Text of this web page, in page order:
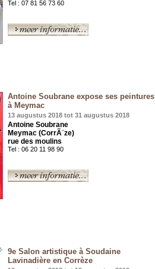
Tel : 07 81 56 73 60
Antoine Soubrane expose ses peintures
à Meymac
13 augustus 2018 tot 31 augustus 2018
Antoine Soubrane
Meymac (CorrÃ¨ze)
rue des moulins
Tel : 06 20 11 98 90
9e Salon artistique à Soudaine
Lavinadière en Corrèze